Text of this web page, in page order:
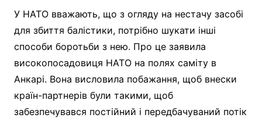
У НАТО вважають, що з огляду на нестачу засобі
для збиття балістики, потрібно шукати інші
способи боротьби з нею. Про це заявила
високопосадовиця НАТО на полях саміту в
Анкарі. Вона висловила побажання, щоб внески
країн-партнерів були такими, щоб
забезпечувався постійний і передбачуваний потік